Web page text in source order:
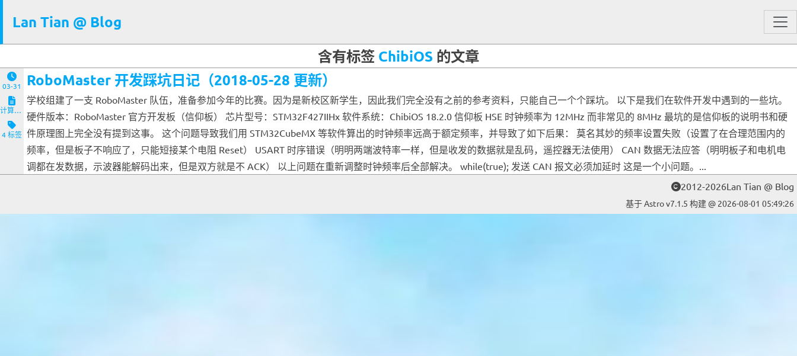
Lan Tian @ Blog
含有标签 ChibiOS 的文章
03-31
计算机与客户端
4 标签
RoboMaster 开发踩坑日记（2018-05-28 更新）
学校组建了一支 RoboMaster 队伍，准备参加今年的比赛。因为是新校区新学生，因此我们完全没有之前的参考资料，只能自己一个个踩坑。 以下是我们在软件开发中遇到的一些坑。
硬件版本：RoboMaster 官方开发板（信仰板） 芯片型号：STM32F427IIHx 软件系统：ChibiOS 18.2.0 信仰板 HSE 时钟频率为 12MHz 而非常见的 8MHz 最坑的是信仰板的说明书和硬
件原理图上完全没有提到这事。 这个问题导致我们用 STM32CubeMX 等软件算出的时钟频率远高于额定频率，并导致了如下后果： 莫名其妙的频率设置失败（设置了在合理范围内的
频率，但是板子不响应了，只能短接某个电阻 Reset） USART 时序错误（明明两端波特率一样，但是收发的数据就是乱码，遥控器无法使用） CAN 数据无法应答（明明板子和电机电
调都在发数据，示波器能解码出来，但是双方就是不 ACK） 以上问题在重新调整时钟频率后全部解决。 while(true); 发送 CAN 报文必须加延时 这是一个小问题。...
2012-2026Lan Tian @ Blog
基于 Astro v7.1.5 构建 @ 2026-08-01 05:49:26